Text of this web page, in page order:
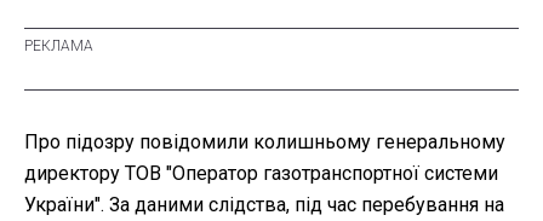
Про підозру повідомили колишньому генеральному
директору ТОВ "Оператор газотранспортної системи
України". За даними слідства, під час перебування на